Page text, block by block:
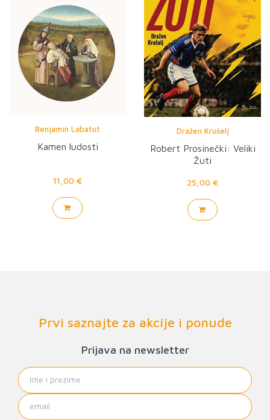
Benjamín Labatut
Kamen ludosti
11,00 €
Dražen Krušelj
Robert Prosinečki: Veliki
Žuti
25,00 €
Prvi saznajte za akcije i ponude
Prijava na newsletter